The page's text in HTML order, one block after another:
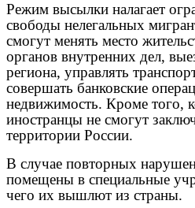
Режим высылки налагает
свободы нелегальных
смогут менять место
органов внутренних дел,
региона, управлять
совершать банковские
недвижимость. Кроме того,
иностранцы не смогут
территории России.
В случае повторных
помещены в специальные
чего их вышлют из страны.